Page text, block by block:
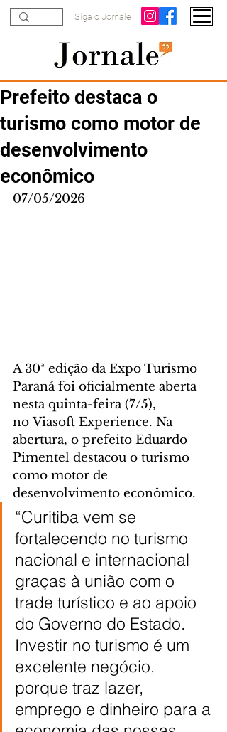
Siga o Jornale
Prefeito destaca o
turismo como motor de
desenvolvimento
econômico
07/05/2026
A 30ª edição da Expo Turismo
Paraná foi oficialmente aberta
nesta quinta-feira (7/5),
no Viasoft Experience. Na
abertura, o prefeito Eduardo
Pimentel destacou o turismo
como motor de
desenvolvimento econômico.
“Curitiba vem se
fortalecendo no turismo
nacional e internacional
graças à união com o
trade turístico e ao apoio
do Governo do Estado.
Investir no turismo é um
excelente negócio,
porque traz lazer,
emprego e dinheiro para a